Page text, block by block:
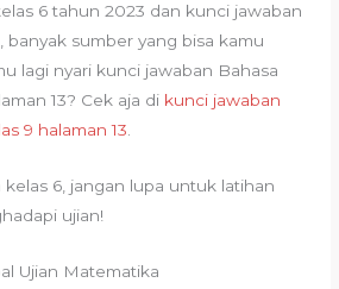
6 tahun 2023 dan kunci jawaban
banyak sumber yang bisa kamu
lagi nyari kunci jawaban Bahasa
13? Cek aja di kunci jawaban
9 halaman 13.
kelas 6, jangan lupa untuk latihan
ujian!
Ujian Matematika